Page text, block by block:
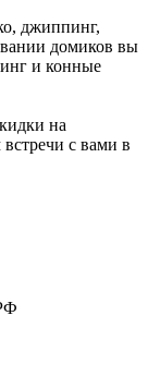
джиппинг,
домиков вы
и конные
на
с вами в